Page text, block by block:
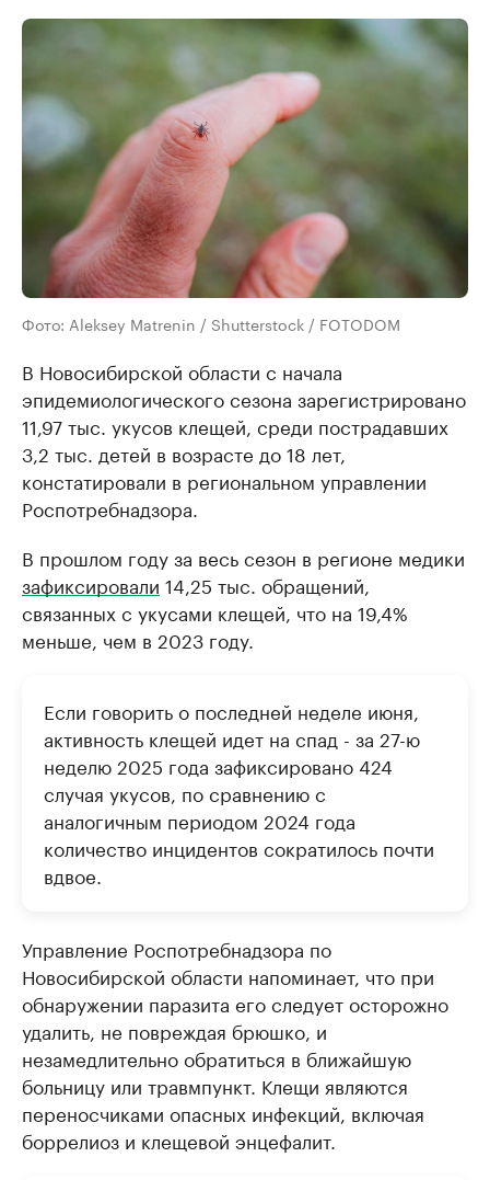
Фото: Aleksey Matrenin / Shutterstock / FOTODOM
В Новосибирской области с начала
эпидемиологического сезона зарегистрировано
11,97 тыс. укусов клещей, среди пострадавших
3,2 тыс. детей в возрасте до 18 лет,
констатировали в региональном управлении
Роспотребнадзора.
В прошлом году за весь сезон в регионе медики
зафиксировали 14,25 тыс. обращений,
связанных с укусами клещей, что на 19,4%
меньше, чем в 2023 году.
Если говорить о последней неделе июня,
активность клещей идет на спад - за 27-ю
неделю 2025 года зафиксировано 424
случая укусов, по сравнению с
аналогичным периодом 2024 года
количество инцидентов сократилось почти
вдвое.
Управление Роспотребнадзора по
Новосибирской области напоминает, что при
обнаружении паразита его следует осторожно
удалить, не повреждая брюшко, и
незамедлительно обратиться в ближайшую
больницу или травмпункт. Клещи являются
переносчиками опасных инфекций, включая
боррелиоз и клещевой энцефалит.